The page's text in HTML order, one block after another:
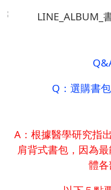
Q：選購書
A：根據醫學研究指
肩背式書包，因為
體各